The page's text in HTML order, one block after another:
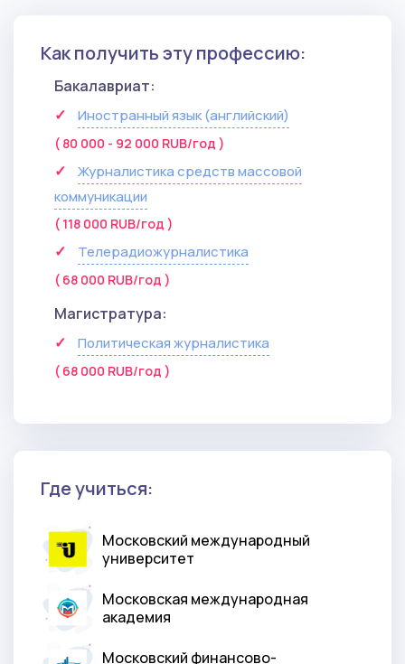
Как получить эту профессию:
Бакалавриат:
Иностранный язык (английский)
( 80 000 - 92 000 RUB/год )
Журналистика средств массовой
коммуникации
( 118 000 RUB/год )
Телерадиожурналистика
( 68 000 RUB/год )
Магистратура:
Политическая журналистика
( 68 000 RUB/год )
Где учиться:
Московский международный
университет
Московская международная
академия
Московский финансово-